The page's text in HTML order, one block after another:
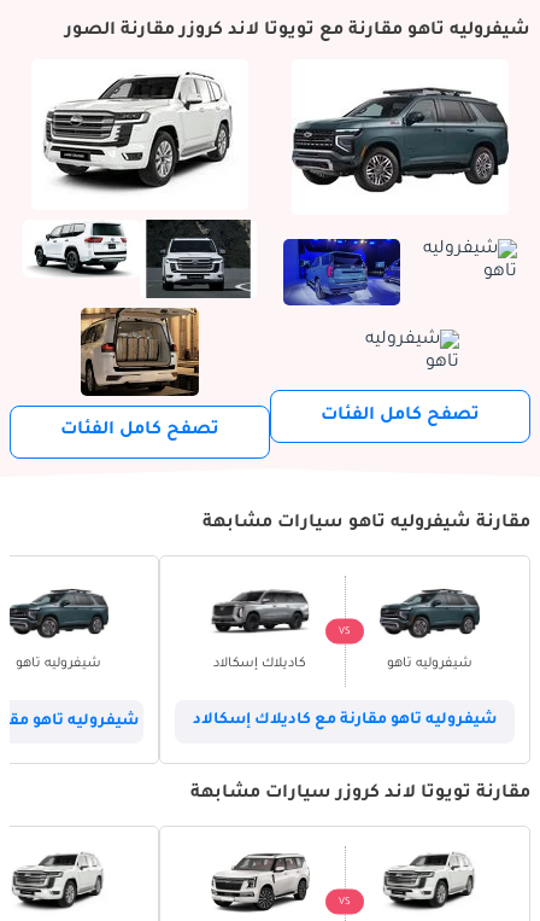
شيفروليه تاهو مقارنة مع تويوتا لاند كروزر مقارنة الصور
تصفح كامل الفئات
تصفح كامل الفئات
مقارنة شيفروليه تاهو سيارات مشابهة
شيفروليه تاهو
VS
كاديلاك إسكالاد
شيفروليه تاهو مقارنة مع كاديلاك إسكالاد
شيفروليه تاهو
شيفروليه تاهو
مقارنة تويوتا لاند كروزر سيارات مشابهة
VS